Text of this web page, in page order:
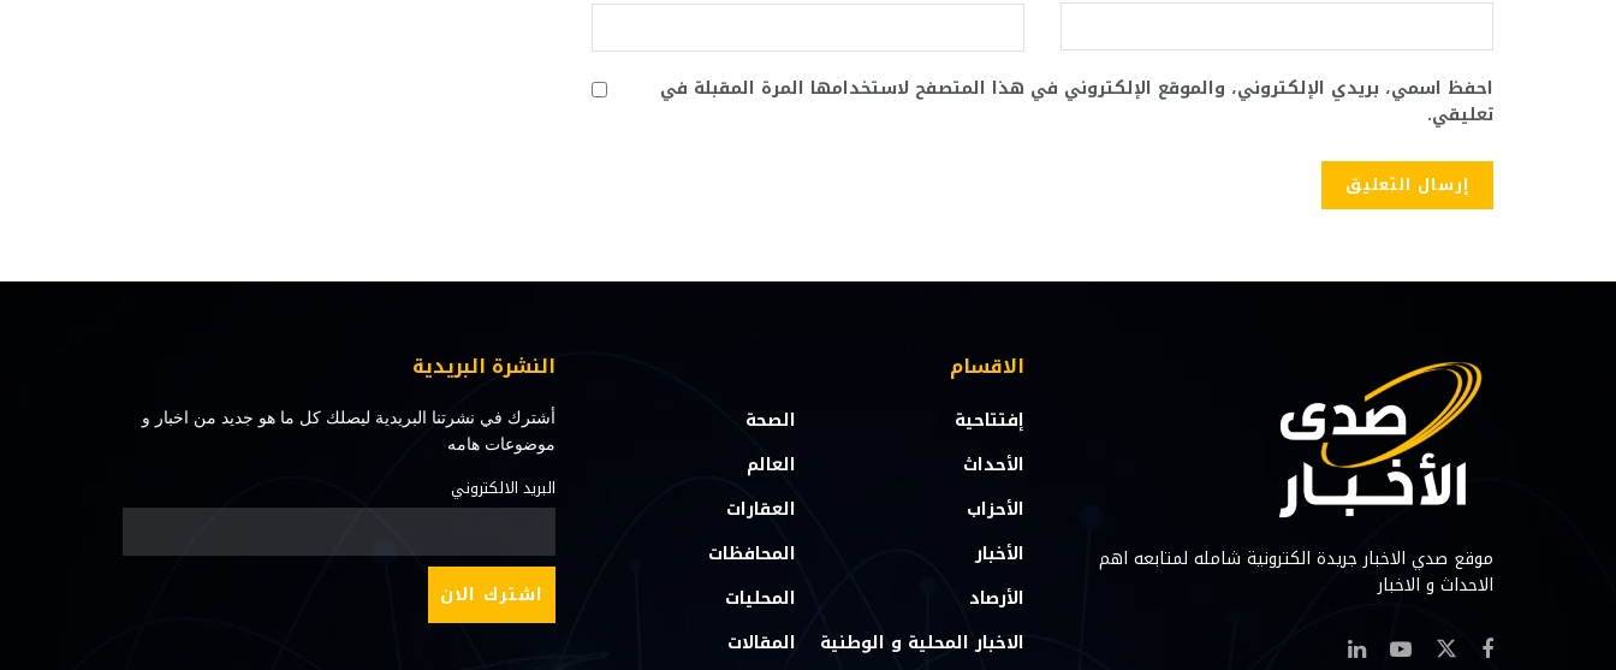
احفظ اسمي، بريدي الإلكتروني، والموقع الإلكتروني في هذا المتصفح لاستخدامها المرة المقبلة في
تعليقي.
موقع صدي الاخبار جريدة الكترونية شامله لمتابعه اهم
الاحداث و الاخبار
الاقسام
إفتتاحية
الأحداث
الأحزاب
الأخبار
الأرصاد
الاخبار المحلية و الوطنية
الصحة
العالم
العقارات
المحافظات
المحليات
المقالات
النشرة البريدية
أشترك في نشرتنا البريدية ليصلك كل ما هو جديد من اخبار و
موضوعات هامه
البريد الالكتروني